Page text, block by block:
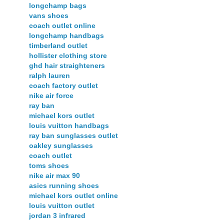
longchamp bags
vans shoes
coach outlet online
longchamp handbags
timberland outlet
hollister clothing store
ghd hair straighteners
ralph lauren
coach factory outlet
nike air force
ray ban
michael kors outlet
louis vuitton handbags
ray ban sunglasses outlet
oakley sunglasses
coach outlet
toms shoes
nike air max 90
asics running shoes
michael kors outlet online
louis vuitton outlet
jordan 3 infrared